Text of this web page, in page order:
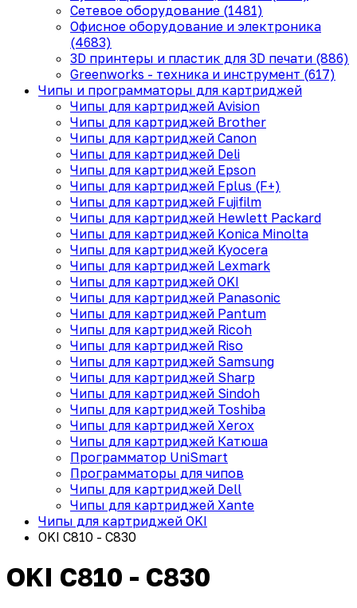
Сетевое оборудование (1481)
Офисное оборудование и электроника
(4683)
3D принтеры и пластик для 3D печати (886)
Greenworks - техника и инструмент (617)
Чипы и программаторы для картриджей
Чипы для картриджей Avision
Чипы для картриджей Brother
Чипы для картриджей Canon
Чипы для картриджей Deli
Чипы для картриджей Epson
Чипы для картриджей Fplus (F+)
Чипы для картриджей Fujifilm
Чипы для картриджей Hewlett Packard
Чипы для картриджей Konica Minolta
Чипы для картриджей Kyocera
Чипы для картриджей Lexmark
Чипы для картриджей OKI
Чипы для картриджей Panasonic
Чипы для картриджей Pantum
Чипы для картриджей Ricoh
Чипы для картриджей Riso
Чипы для картриджей Samsung
Чипы для картриджей Sharp
Чипы для картриджей Sindoh
Чипы для картриджей Toshiba
Чипы для картриджей Xerox
Чипы для картриджей Катюша
Программатор UniSmart
Программаторы для чипов
Чипы для картриджей Dell
Чипы для картриджей Xante
Чипы для картриджей OKI
OKI C810 - C830
OKI C810 - C830